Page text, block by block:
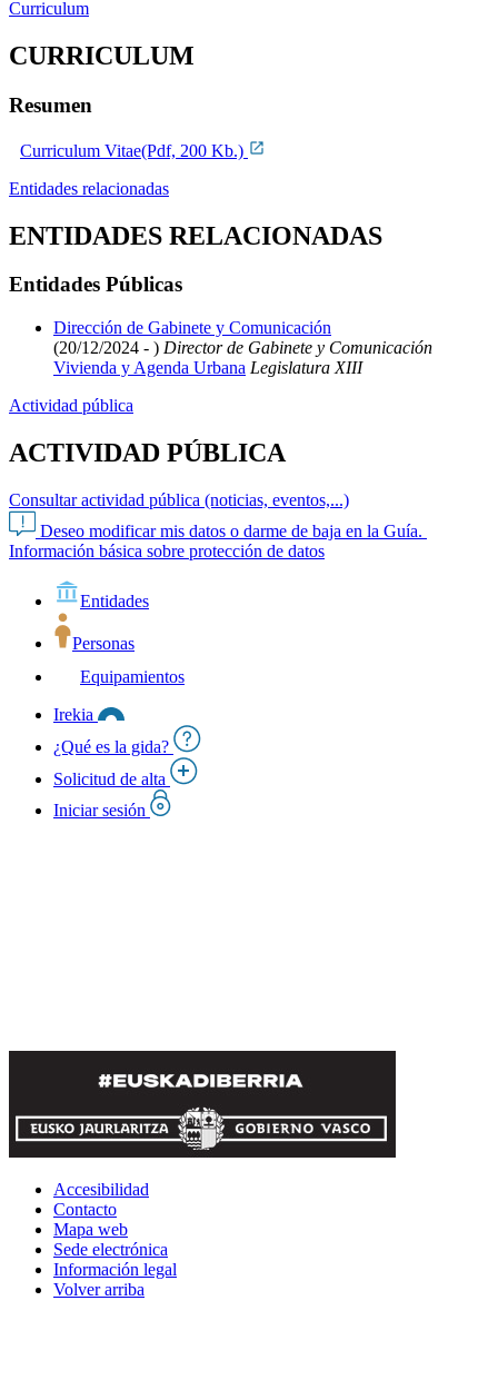
Curriculum
CURRICULUM
Resumen
Curriculum Vitae(Pdf, 200 Kb.)
Entidades relacionadas
ENTIDADES RELACIONADAS
Entidades Públicas
Dirección de Gabinete y Comunicación
(20/12/2024 - ) Director de Gabinete y Comunicación
Vivienda y Agenda Urbana Legislatura XIII
Actividad pública
ACTIVIDAD PÚBLICA
Consultar actividad pública (noticias, eventos,...)
Deseo modificar mis datos o darme de baja en la Guía.
Información básica sobre protección de datos
Entidades
Personas
Equipamientos
Irekia
¿Qué es la gida?
Solicitud de alta
Iniciar sesión
Accesibilidad
Contacto
Mapa web
Sede electrónica
Información legal
Volver arriba